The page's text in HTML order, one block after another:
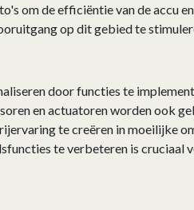
om de efficiëntie van de accu
op dit gebied te
door functies te
en actuatoren worden ook
te creëren in moeilijke
te verbeteren is cruciaal